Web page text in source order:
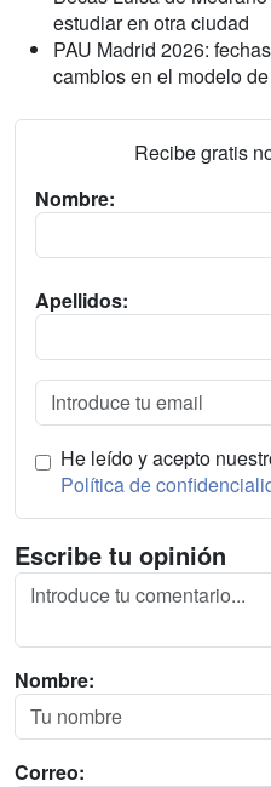
estudiar en otra ciudad
PAU Madrid 2026:
cambios en el modelo
Recibe gratis
Nombre:
Apellidos:
He leído y acepto
Política de
Escribe tu opinión
Nombre:
Correo: